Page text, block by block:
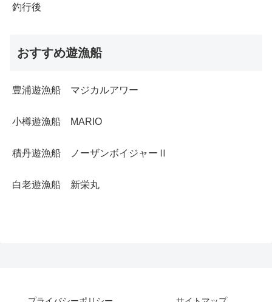
釣行後
おすすめ遊漁船
豊浦遊漁船 マジカルアワー
小樽遊漁船 MARIO
積丹遊漁船 ノーザンボイジャーⅡ
白老遊漁船 新栄丸